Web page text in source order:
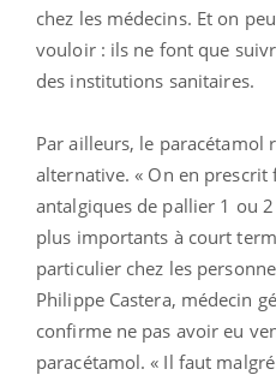
chez les médecins. Et on
vouloir : ils ne font que
des institutions sanitaires.
Par ailleurs, le paracétamol
alternative. « On en prescrit
antalgiques de pallier 1 ou
plus importants à court
particulier chez les
Philippe Castera, médecin
confirme ne pas avoir eu
paracétamol. « Il faut